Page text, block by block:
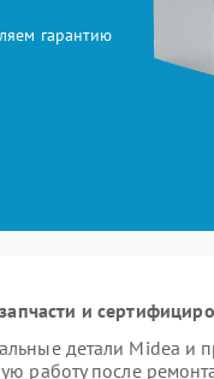
гарантию
и
детали Midea
работу после